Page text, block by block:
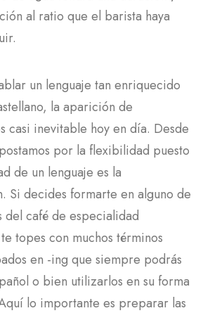
al ratio que el barista haya
un lenguaje tan enriquecido
la aparición de
casi inevitable hoy en día. Desde
por la flexibilidad puesto
de un lenguaje es la
Si decides formarte en alguno de
del café de especialidad
topes con muchos términos
en -ing que siempre podrás
o bien utilizarlos en su forma
lo importante es preparar las